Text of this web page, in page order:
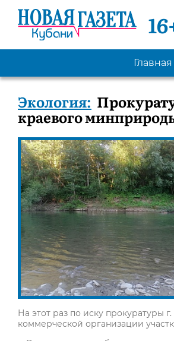
Главная
Экология:
краевого
На этот раз по иску прокуратуры
коммерческой организации